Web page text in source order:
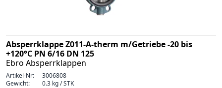
Absperrklappe Z011-A-therm m/Getriebe -20 bis
+120°C PN 6/16 DN 125
Ebro Absperrklappen
Artikel-Nr:
3006808
Gewicht:
0.3 kg / STK